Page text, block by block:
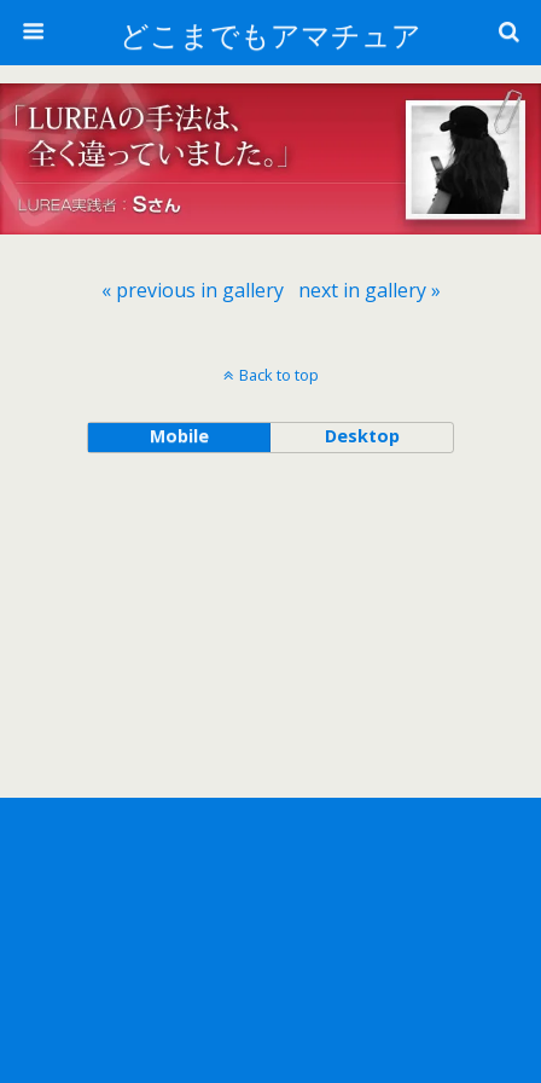
どこまでもアマチュア
« previous in gallery next in gallery »
Back to top
Mobile Desktop